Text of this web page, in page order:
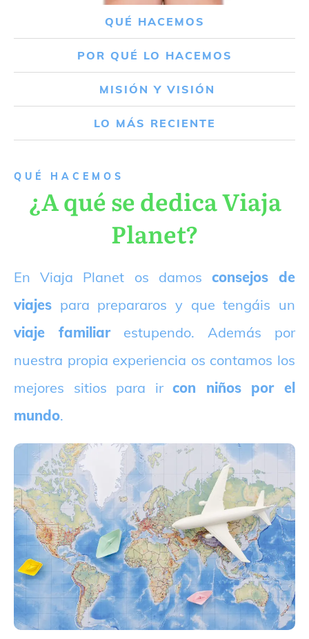
QUÉ HACEMOS
POR QUÉ LO HACEMOS
MISIÓN Y VISIÓN
LO MÁS RECIENTE
QUÉ HACEMOS
¿A qué se dedica Viaja
Planet?
En Viaja Planet os damos consejos de
viajes para prepararos y que tengáis un
viaje familiarestupendo. Además por
nuestra propia experiencia os contamos los
mejores sitios para ircon niños por el
mundo.